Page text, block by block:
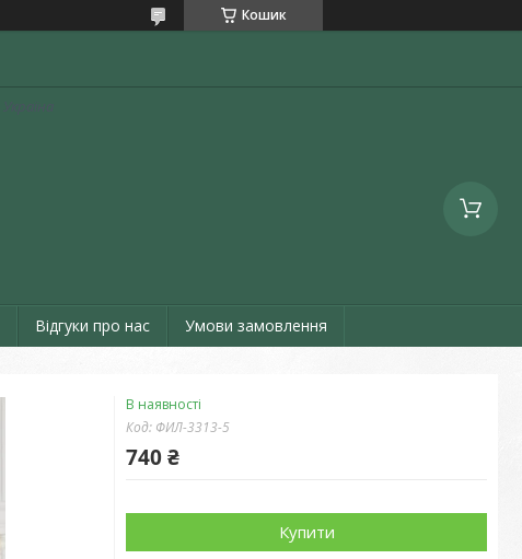
Кошик
Відгуки про нас Умови замовлення
В наявності
Код: ФИЛ-3313-5
740 ₴
Купити